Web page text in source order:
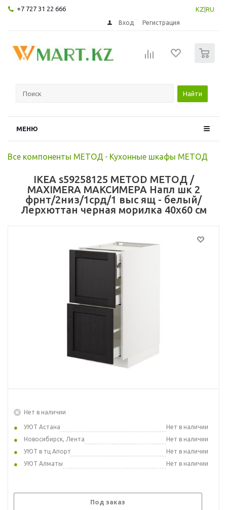
+7 727 31 22 666 KZ RU
Вход Регистрация
Найти
МЕНЮ
Все компоненты МЕТОД - Кухонные шкафы МЕТОД
IKEA s59258125 METOD МЕТОД /
MAXIMERA МАКСИМЕРА Напл шк 2
фрнт/2низ/1срд/1 выс ящ - белый/
Лерхюттан черная морилка 40x60 см
Нет в наличии
УЮТ Астана
Нет в наличии
Новосибирск, Лента
Нет в наличии
УЮТ в тц Апорт
Нет в наличии
УЮТ Алматы
Нет в наличии
Под заказ